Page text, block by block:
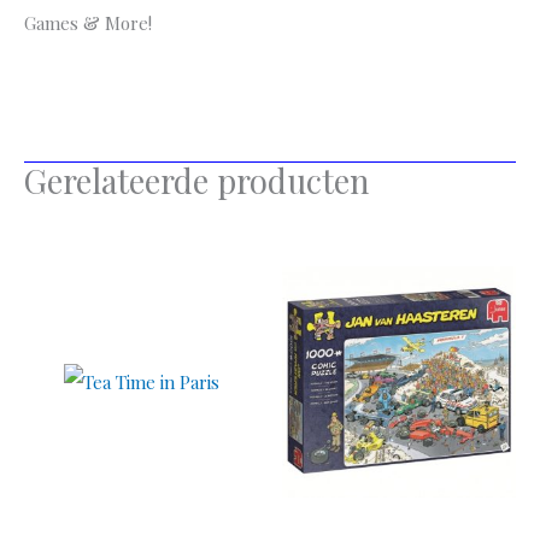
Games & More!
Gerelateerde producten